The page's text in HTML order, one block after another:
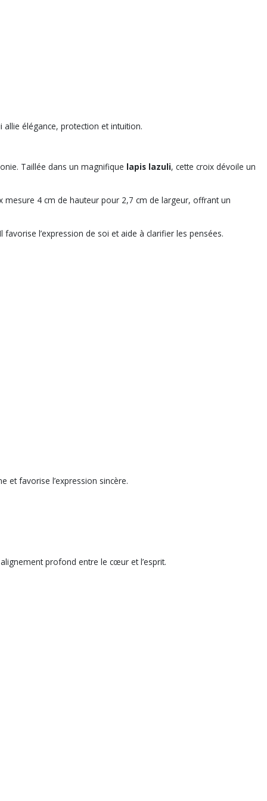
élégance, protection et intuition.
Taillée dans un magnifique lapis lazuli, cette croix dévoile un
mesure 4 cm de hauteur pour 2,7 cm de largeur, offrant un
l’expression de soi et aide à clarifier les pensées.
et favorise l’expression sincère.
profond entre le cœur et l’esprit.